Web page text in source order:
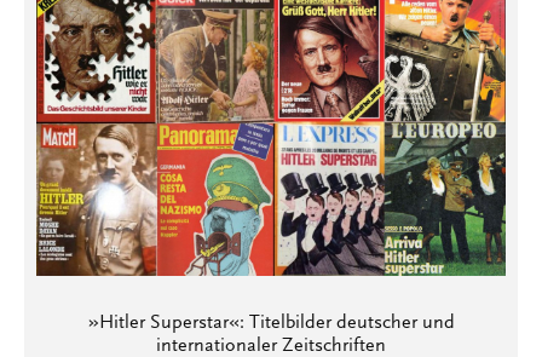
»Hitler Superstar«: Titelbilder deutscher und
internationaler Zeitschriften